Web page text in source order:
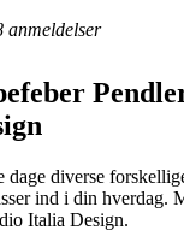
anmeldelser
diverse
ind i din hverdag.
Italia Design.